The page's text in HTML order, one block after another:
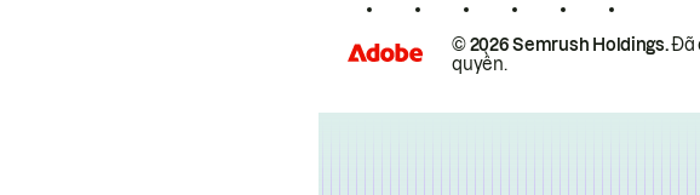
© 2026 Semrush Holdings.Đã
quyền.